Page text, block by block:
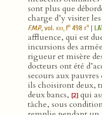
sont plus que
charge d’y visiter
F.M.P., vol. xiii, fo 498 ro |
affluence, qui est
incursions des
rigueur et misère
docteurs ont été
secours aux
ils choisiront deux,
deux bancs, [2] qui
tâche, sous